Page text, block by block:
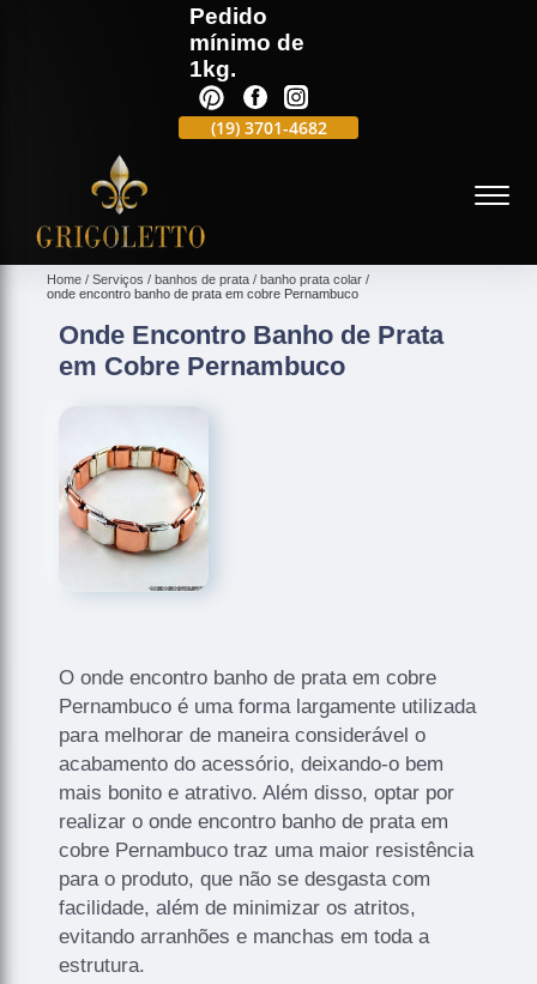
Pedido
mínimo de
1kg.
(19) 3701-4682 (19)
Home Serviços banhos de prata
banho prata colar
onde encontro banho de prata em cobre Pernambuco
Onde Encontro Banho de Prata
em Cobre Pernambuco
O onde encontro banho de prata em cobre
Pernambuco é uma forma largamente utilizada
para melhorar de maneira considerável o
acabamento do acessório, deixando-o bem
mais bonito e atrativo. Além disso, optar por
realizar o onde encontro banho de prata em
cobre Pernambuco traz uma maior resistência
para o produto, que não se desgasta com
facilidade, além de minimizar os atritos,
evitando arranhões e manchas em toda a
estrutura.